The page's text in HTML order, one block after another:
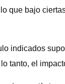
que bajo
indicados
tanto, el